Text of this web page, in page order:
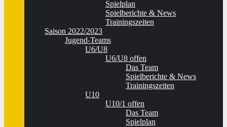
Spielplan
Spielberichte & News
Trainingszeiten
Saison 2022/2023
Jugend-Teams
U6/U8
U6/U8 offen
Das Team
Spielberichte & News
Trainingszeiten
U10
U10/1 offen
Das Team
Spielplan